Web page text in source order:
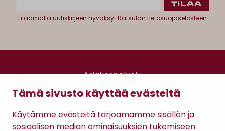
Tämä sivusto käyttää evästeitä
Käytämme evästeitä tarjoamamme sisällön ja
sosiaalisen median ominaisuuksien tukemiseen
Tilaamalla uutiskirjeen hyväksytRatsulan tietosuojaselosteen.
Asiakaspalvelu
Lahjakortti